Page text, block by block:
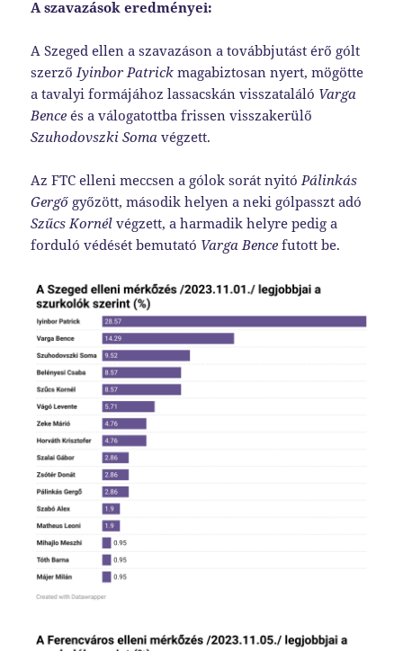
A szavazások eredményei:
A Szeged ellen a szavazáson a továbbjutást érő gólt
szerző Iyinbor Patrick magabiztosan nyert, mögötte
a tavalyi formájához lassacskán visszataláló Varga
Bence és a válogatottba frissen visszakerülő
Szuhodovszki Soma végzett.
Az FTC elleni meccsen a gólok sorát nyitó Pálinkás
Gergő győzött, második helyen a neki gólpasszt adó
Szűcs Kornél végzett, a harmadik helyre pedig a
forduló védését bemutató Varga Bence futott be.